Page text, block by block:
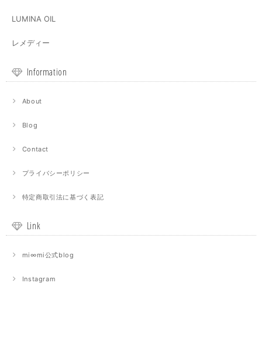
LUMINA OIL
レメディー
Information
About
Blog
Contact
プライバシーポリシー
特定商取引法に基づく表記
Link
mi∞mi公式blog
Instagram